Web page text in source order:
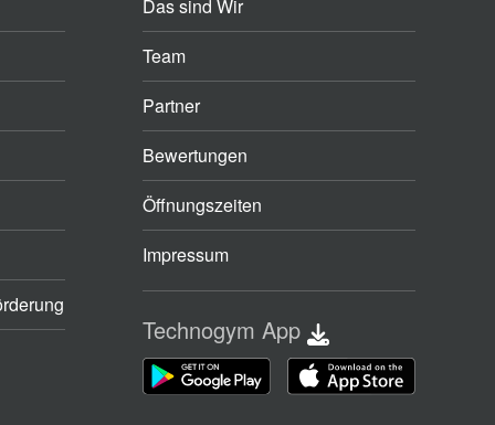
Das sind Wir
Team
Partner
Bewertungen
Öffnungszeiten
Impressum
Technogym App